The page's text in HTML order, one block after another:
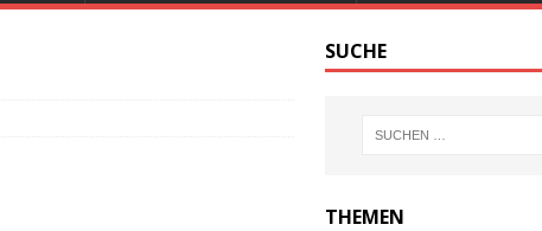
SUCHE
THEMEN